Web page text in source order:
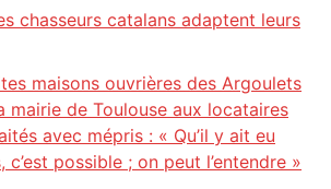
chasseurs catalans adaptent leurs
maisons ouvrières des Argoulets
mairie de Toulouse aux locataires
avec mépris : « Qu’il y ait eu
c’est possible ; on peut l’entendre »